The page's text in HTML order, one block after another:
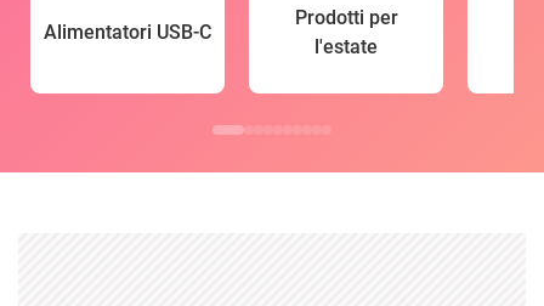
Alimentatori USB-C
Prodotti per
l'estate